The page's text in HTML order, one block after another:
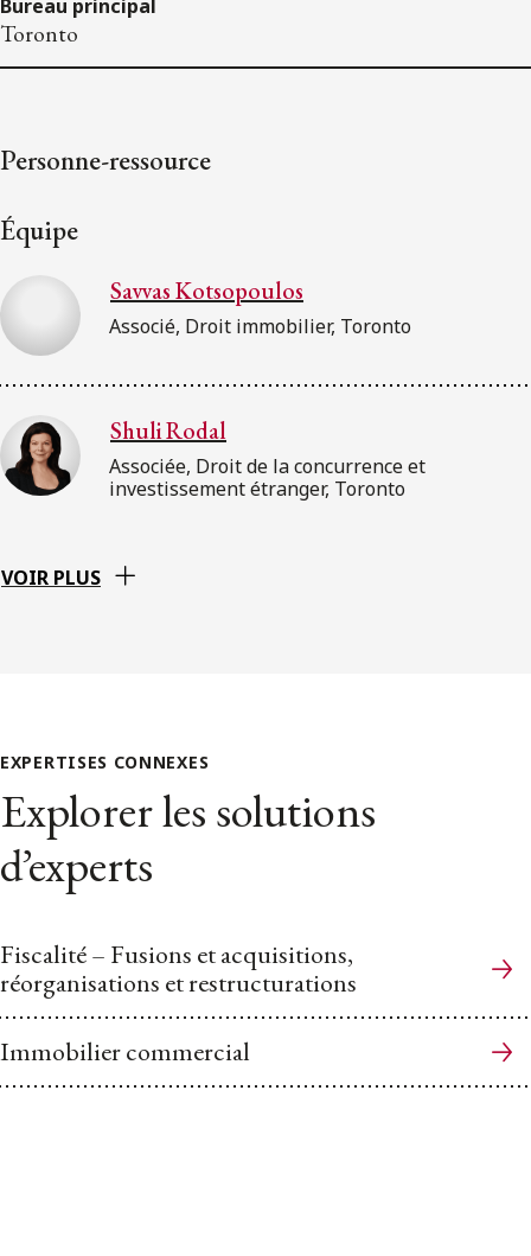
Bureau principal
Toronto
Personne-ressource
Équipe
Savvas Kotsopoulos
Associé, Droit immobilier, Toronto
Shuli Rodal
Associée, Droit de la concurrence et
investissement étranger, Toronto
VOIR PLUS
EXPERTISES CONNEXES
Explorer les solutions
d’experts
Fiscalité – Fusions et acquisitions,
réorganisations et restructurations
Immobilier commercial